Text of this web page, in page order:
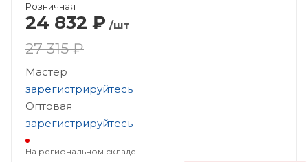
Розничная
24 832 ₽ /шт
27 315 ₽
Мастер
зарегистрируйтесь
Оптовая
зарегистрируйтесь
На региональном складе